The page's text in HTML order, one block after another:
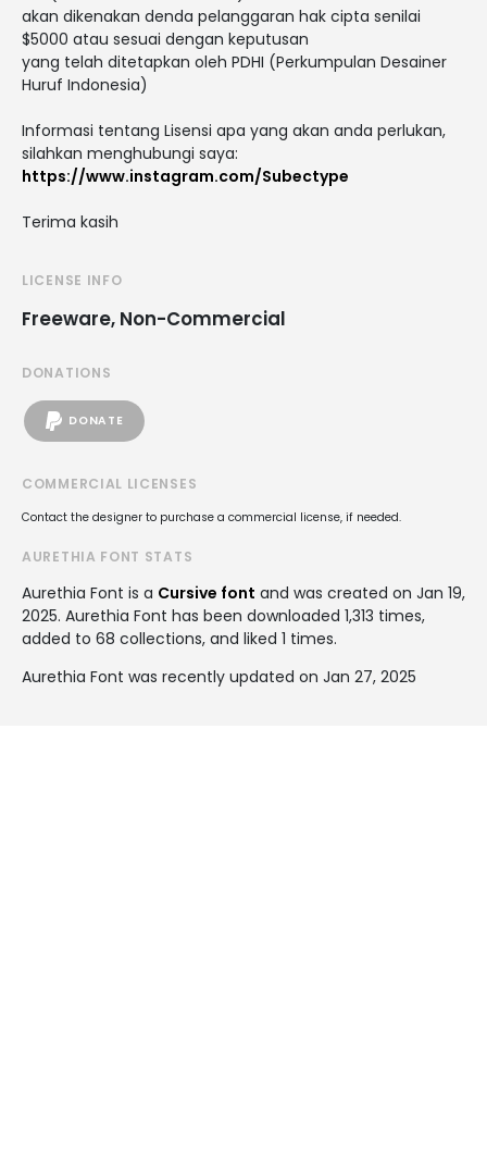
akan dikenakan denda pelanggaran hak cipta senilai
$5000 atau sesuai dengan keputusan
yang telah ditetapkan oleh PDHI (Perkumpulan Desainer
Huruf Indonesia)
Informasi tentang Lisensi apa yang akan anda perlukan,
silahkan menghubungi saya:
https://www.instagram.com/Subectype
Terima kasih
LICENSE INFO
Freeware, Non-Commercial
DONATIONS
DONATE
COMMERCIAL LICENSES
Contact the designer to purchase a commercial license, if needed.
AURETHIA FONT STATS
Aurethia Font is a Cursive font and was created on Jan 19,
2025. Aurethia Font has been downloaded 1,313 times,
added to 68 collections, and liked 1 times.
Aurethia Font was recently updated on Jan 27, 2025